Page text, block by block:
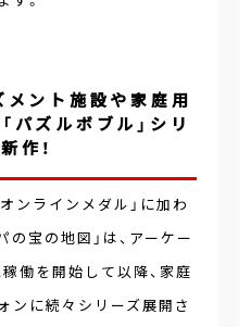
ント施設や家庭用
パズルボブル」シリ
作！
ンラインメダル」に加わ
宝の地図」は、アーケー
働を開始して以降、家庭
ンに続々シリーズ展開さ